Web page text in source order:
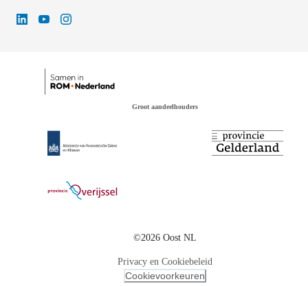
Groot aandeelhouders
©2026 Oost NL
Privacy en Cookiebeleid
Cookievoorkeuren